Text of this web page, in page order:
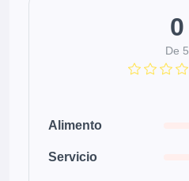
0
De 5
Alimento
Servicio